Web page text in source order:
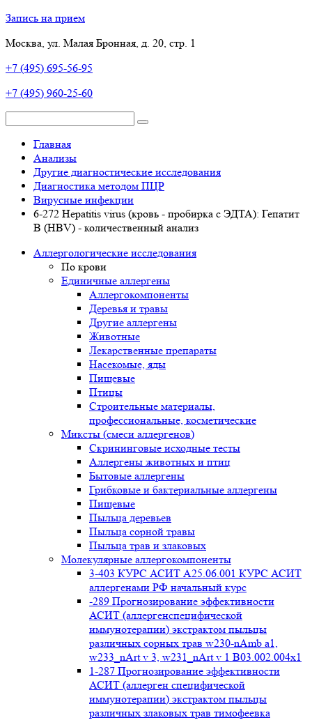
Запись на прием
Москва, ул. Малая Бронная, д. 20, стр. 1
+7 (495) 695-56-95
+7 (495) 960-25-60
Главная
Анализы
Другие диагностические исследования
Диагностика методом ПЦР
Вирусные инфекции
6-272 Hepatitis virus (кровь - пробирка с ЭДТА): Гепатит
B (HBV) - количественный анализ
Аллергологические исследования
По крови
Единичные аллергены
Аллергокомпоненты
Деревья и травы
Другие аллергены
Животные
Лекарственные препараты
Насекомые, яды
Пищевые
Птицы
Строительные материалы,
профессиональные, косметические
Миксты (смеси аллергенов)
Cкрининговые исходные тесты
Аллергены животных и птиц
Бытовые аллергены
Грибковые и бактериальные аллергены
Пищевые
Пыльца деревьев
Пыльца сорной травы
Пыльца трав и злаковых
Молекулярные аллергокомпоненты
3-403 КУРС АСИТ А25.06.001 КУРС АСИТ
аллергенами РФ начальный курс
-289 Прогнозирование эффективности
АСИТ (аллергенспецифической
иммунотерапии) экстрактом пыльцы
различных сорных трав w230-nAmb a1,
w233_nArt v 3, w231_nArt v 1 В03.002.004x1
1-287 Прогнозирование эффективности
АСИТ (аллерген специфической
иммунотерапии) экстрактом пыльцы
различных злаковых трав тимофеевка